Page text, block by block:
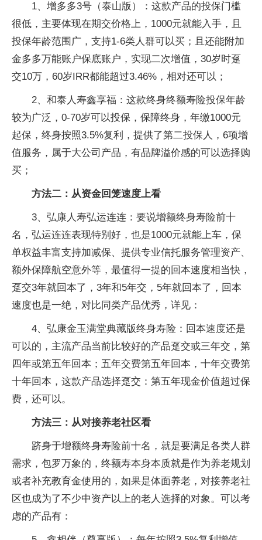
1、增多多3号（泰山版）：这款产品的投保门槛
很低，主要体现在期交价格上，1000元就能入手，且
投保年龄范围广，支持1-6类人群可以买；且还能附加
金多多万能账户保底账户，实现二次增值，30岁时趸
交10万，60岁IRR都能超过3.46%，相对还可以；
2、和泰人寿鑫享福：这款终身终额寿险投保年龄
较为广泛，0-70岁可以投保，保障终身，年缴1000元
起保，终身按照3.5%复利，提供了第二投保人，6项增
值服务，属于大公司产品，有品牌溢价感的可以选择购
买；
方法二：从资金回笼速度上看
3、弘康人寿弘运连连：要说增额终身寿险前十
名，弘运连连表现特别好，也是1000元就能上车，保
单权益丰富支持加减保、提供专业信托服务管理资产、
额外保障航空意外等，最值得一提的回本速度相当快，
趸交3年就回本了，3年和5年交，5年就回本了，回本
速度也是一绝，对比同类产品优秀，详见：
4、弘康金玉满堂典藏版终身寿险：回本速度还是
可以的，主流产品当前比较好的产品趸交或三年交，第
四年或第五年回本；五年交费第五年回本，十年交费第
十年回本，这款产品选择趸交：第五年现金价值超过保
费，还可以。
方法三：从对接养老社区看
跻身于增额终身寿险前十名，就是要满足各类人群
需求，包罗万象的，终额寿本身本质就是作为养老规划
或者补充教育金使用的，如果是体面养老，对接养老社
区也成为了不少中资产以上的老人选择的对象。可以考
虑的产品有：